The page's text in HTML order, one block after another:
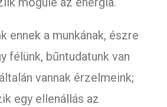
ennek a munkának, észre
félünk, bűntudatunk van
vannak érzelmeink;
egy ellenállás az